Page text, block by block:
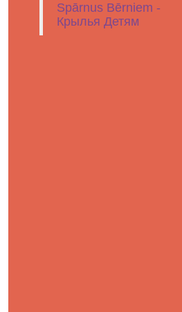
Spārnus Bērniem -
Крылья Детям